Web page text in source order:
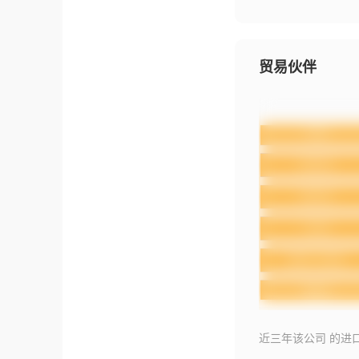
贸易伙伴
近三年该公司 的进